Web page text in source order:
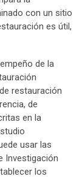
con un sitio
es útil,
de la
restauración
de
en la
usar las
Investigación
los